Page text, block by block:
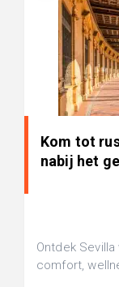
Kom tot
nabij het
Ontdek
comfort,